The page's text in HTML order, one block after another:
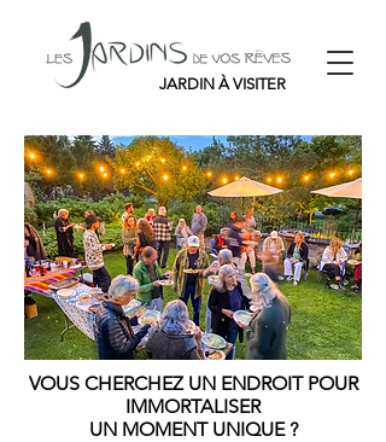
JARDIN À VISITER
VOUS CHERCHEZ UN ENDROIT POUR
IMMORTALISER
UN MOMENT UNIQUE ?